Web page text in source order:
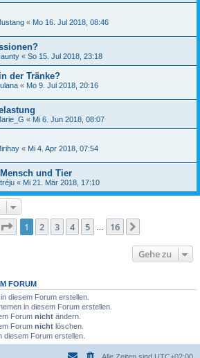
« Mo 16. Jul 2018, 08:46
« So 15. Jul 2018, 23:18
der Tränke?
« Mo 9. Jul 2018, 20:16
« Mi 6. Jun 2018, 08:07
« Mi 4. Apr 2018, 07:54
und Tier
« Mi 21. Mär 2018, 17:10
Seite 1von 16
1 2 3 4 5 16
Gehe zu
FORUM
diesem Forum erstellen.
in diesem Forum erstellen.
Forum nicht ändern.
Forum nicht löschen.
diesem Forum erstellen.